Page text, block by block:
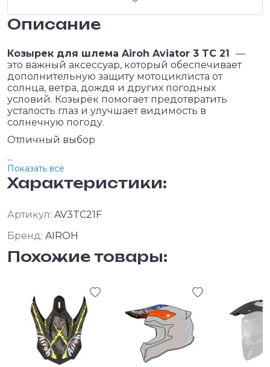
Описание
Козырек для шлема Airoh Aviator 3 TC 21 —
это важный аксессуар, который обеспечивает
дополнительную защиту мотоциклиста от
солнца, ветра, дождя и других погодных
условий. Козырёк помогает предотвратить
усталость глаз и улучшает видимость в
солнечную погоду.
Отличный выбор
...
Показать всё
Характеристики:
Артикул: AV3TC21F
Бренд: AIROH
Похожие товары: